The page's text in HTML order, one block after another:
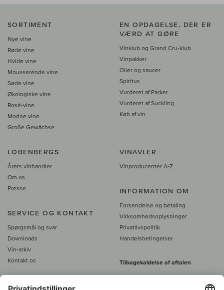
SORTIMENT
Nye vine
Røde vine
Hvide vine
Mousserende vine
Søde vine
Økologiske vine
Rosé-vine
Modne vine
Große Gewächse
EN OPDAGELSE, DER ER
VÆRD AT GØRE
Vinklub og Grand Cru-klub
Vinpakker
Olier og saucer
Spiritus
Vurderet af Parker
Vurderet af Suckling
Køb af vin
LOBENBERGS
Årets vinhandler
Om os
Presse
SERVICE OG KONTAKT
Spørgsmål og svar
Downloads
Vin-arkiv
Kontakt os
VINAVLER
Vinproducenter A-Z
INFORMATION OM
Forsendelse og betaling
Virksomhedsoplysninger
Privatlivspolitik
Handelsbetingelser
Tilbagekaldelse af aftalen
Alle priser er inkl. moms, plus 39